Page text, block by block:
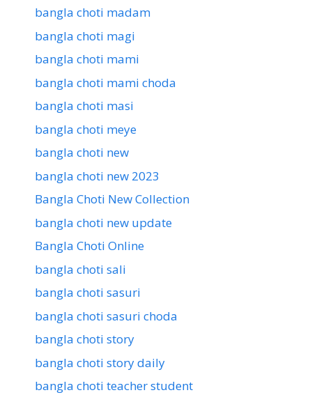
bangla choti madam
bangla choti magi
bangla choti mami
bangla choti mami choda
bangla choti masi
bangla choti meye
bangla choti new
bangla choti new 2023
Bangla Choti New Collection
bangla choti new update
Bangla Choti Online
bangla choti sali
bangla choti sasuri
bangla choti sasuri choda
bangla choti story
bangla choti story daily
bangla choti teacher student